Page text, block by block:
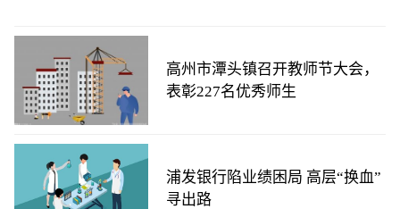
高州市潭头镇召开教师节大会，
表彰227名优秀师生
浦发银行陷业绩困局 高层“换血”
寻出路